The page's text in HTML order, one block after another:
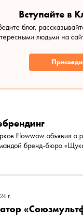
Вступайте в
блог,
людьми на
Flowwow объявил
бренд-бюро
г.